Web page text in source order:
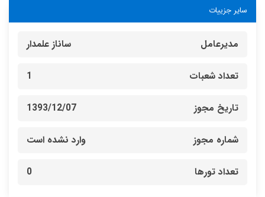
سایر جزییات
مدیرعامل ساناز علمدار
تعداد شعبات 1
تاریخ مجوز 1393/12/07
شماره مجوز وارد نشده است
تعداد تورها 0